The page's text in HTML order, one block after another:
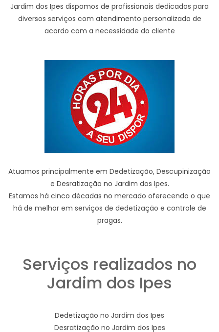
Jardim dos Ipes dispomos de profissionais dedicados para
diversos serviços com atendimento personalizado de
acordo com a necessidade do cliente
Atuamos principalmente em Dedetização, Descupinização
e Desratização no Jardim dos Ipes.
Estamos há cinco décadas no mercado oferecendo o que
há de melhor em serviços de dedetização e controle de
pragas.
Serviços realizados no
Jardim dos Ipes
Dedetização no Jardim dos Ipes
Desratização no Jardim dos Ipes